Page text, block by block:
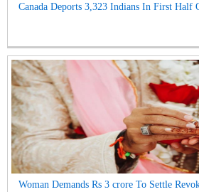
Canada Deports 3,323 Indians In First Half
Woman Demands Rs 3 crore To Settle